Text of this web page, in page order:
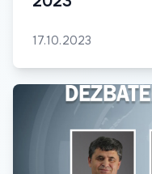
17.10.2023